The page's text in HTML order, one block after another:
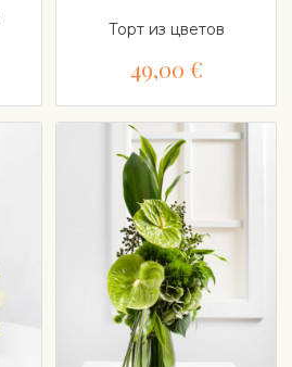
Торт из цветов
49,00 €